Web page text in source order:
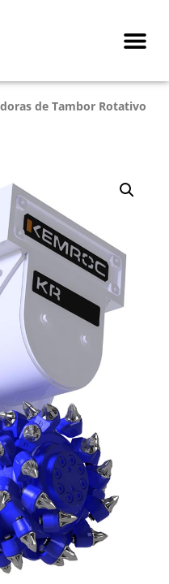
de Tambor Rotativo